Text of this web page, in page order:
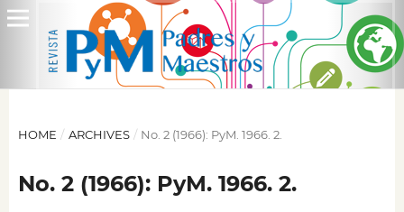
HOME / ARCHIVES / No. 2 (1966): PyM. 1966. 2.
No. 2 (1966): PyM. 1966. 2.